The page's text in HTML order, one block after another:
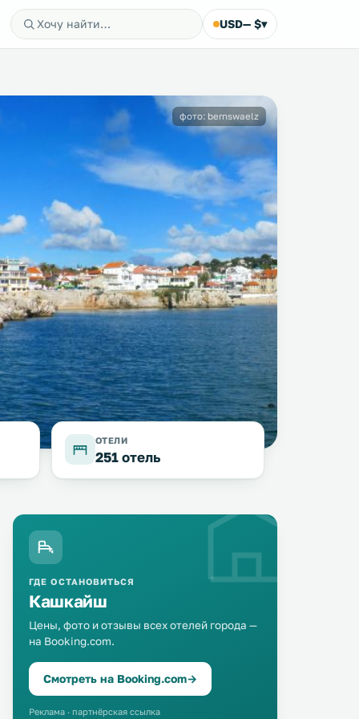
USD— $▾
фото: bernswaelz
ОТЕЛИ
251 отель
0 км
Cascais Downtown Apartment
≈ 126 $
Апартаменты Cascais Downtown с
ГДЕ ОСТАНОВИТЬСЯ
Кашкайш
Цены, фото и отзывы всех отелей города —
на Booking.com.
Смотреть на Booking.com→
Реклама · партнёрская ссылка